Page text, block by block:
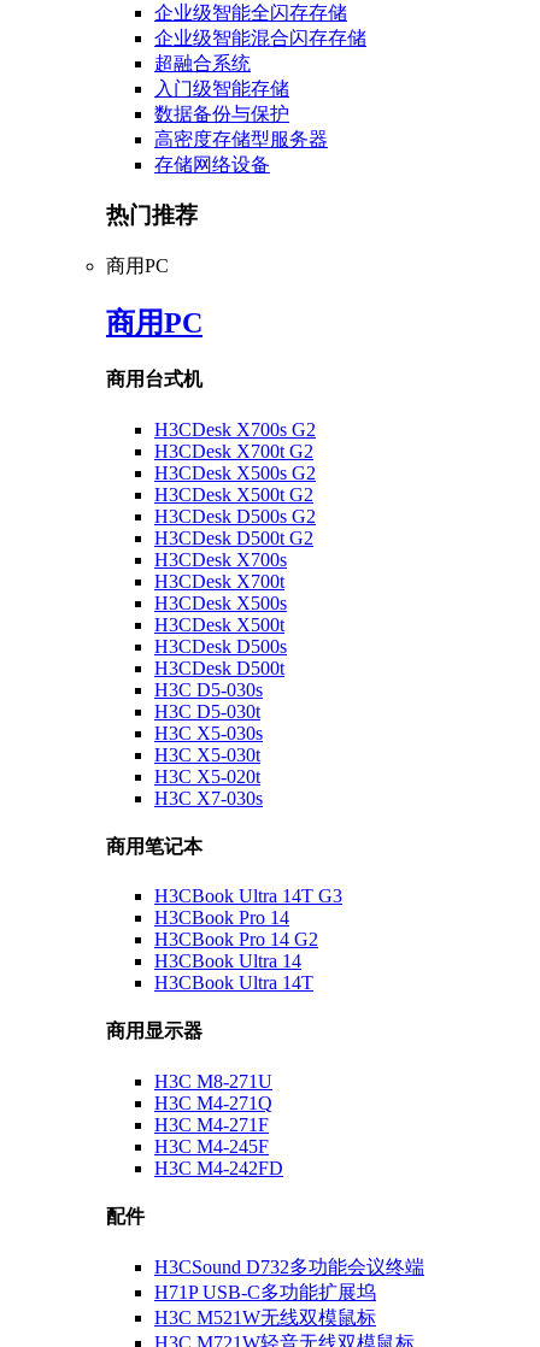
企业级智能全闪存存储
企业级智能混合闪存存储
超融合系统
入门级智能存储
数据备份与保护
高密度存储型服务器
存储网络设备
热门推荐
商用PC
商用PC
商用台式机
H3CDesk X700s G2
H3CDesk X700t G2
H3CDesk X500s G2
H3CDesk X500t G2
H3CDesk D500s G2
H3CDesk D500t G2
H3CDesk X700s
H3CDesk X700t
H3CDesk X500s
H3CDesk X500t
H3CDesk D500s
H3CDesk D500t
H3C D5-030s
H3C D5-030t
H3C X5-030s
H3C X5-030t
H3C X5-020t
H3C X7-030s
商用笔记本
H3CBook Ultra 14T G3
H3CBook Pro 14
H3CBook Pro 14 G2
H3CBook Ultra 14
H3CBook Ultra 14T
商用显示器
H3C M8-271U
H3C M4-271Q
H3C M4-271F
H3C M4-245F
H3C M4-242FD
配件
H3CSound D732多功能会议终端
H71P USB-C多功能扩展坞
H3C M521W无线双模鼠标